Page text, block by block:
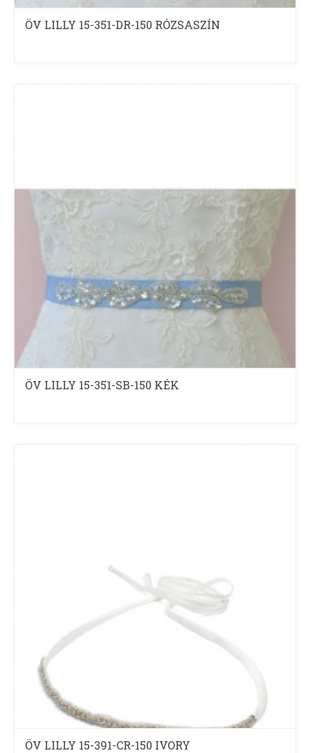
ÖV LILLY 15-351-DR-150 RÓZSASZÍN
ÖV LILLY 15-351-SB-150 KÉK
ÖV LILLY 15-391-CR-150 IVORY